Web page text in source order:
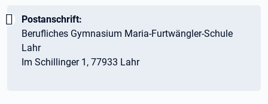
Wichtig:
Postanschrift:
Berufliches Gymnasium Maria-Furtwängler-Schule
Lahr
Im Schillinger 1, 77933 Lahr